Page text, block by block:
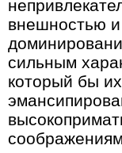
внешностью
сильным
который бы